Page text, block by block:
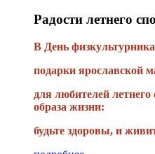
Радости летнего
В День
подарки ярославской
для любителей летнего
образа жизни:
будьте здоровы, и